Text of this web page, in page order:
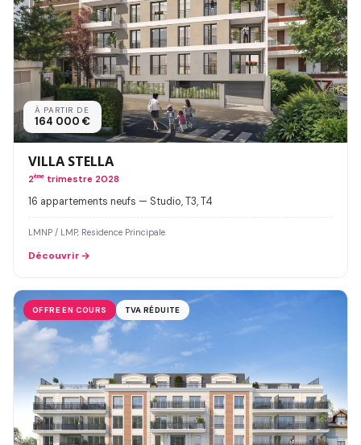
À PARTIR DE
164 000 €
VILLA STELLA
2ème trimestre 2028
16 appartements neufs — Studio, T3, T4
LMNP / LMP, Residence Principale
Découvrir
OFFRE EN COURS TVA RÉDUITE